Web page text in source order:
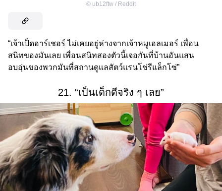
© ub12ftw / Reddit
“เจ้าเป็ดอาร์เชอร์ ไม่เคยอยู่ห่างจากเจ้าหมูเอลเมอร์ เพื่อน
สนิทของมันเลย เพื่อนสนิทสองตัวนี้เจอกันที่บ้านอันแสน
อบอุ่นของพวกมันที่สถานดูแลสัตว์แรนโช่รีแล็กโซ่”
21. “เป็นเด็กดีจริง ๆ เลย”